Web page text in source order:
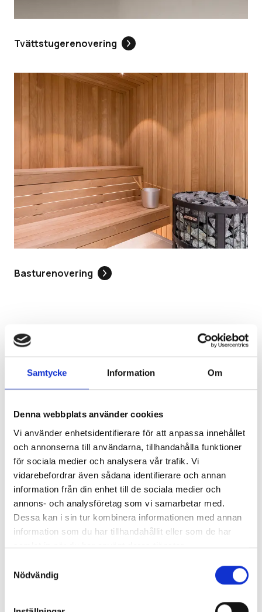
Samtycke Information Om
Denna webbplats använder cookies
Vi använder enhetsidentifierare för att anpassa innehållet
och annonserna till användarna, tillhandahålla funktioner
för sociala medier och analysera vår trafik. Vi
vidarebefordrar även sådana identifierare och annan
information från din enhet till de sociala medier och
annons- och analysföretag som vi samarbetar med.
Dessa kan i sin tur kombinera informationen med annan
information som du har tillhandahållit eller som de har
samlat in när du har använt deras tjänster.
Nödvändig
Tvättstugerenovering
Basturenovering
Vill ni ha en offert av oss?
kostnadsfritt offertmöte! Vi lämnar alltid
fast pris, så det blir inga överraskningar!
Boka offertmöte!
Frågor och svar om natursten i
badrum